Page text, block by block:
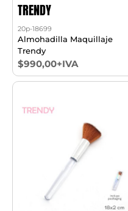
TRENDY
20p-18699
Almohadilla Maquillaje
Trendy
$990,00+IVA